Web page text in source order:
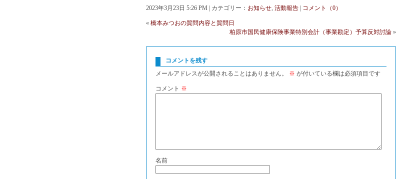
2023年3月23日 5:26 PM | カテゴリー： お知らせ, 活動報告 コメント（0）
« 橋本みつおの質問内容と質問日
柏原市国民健康保険事業特別会計（事業勘定）予算反対討論 »
コメントを残す
メールアドレスが公開されることはありません。
※ が付いている欄は必須項目です
コメント ※
名前